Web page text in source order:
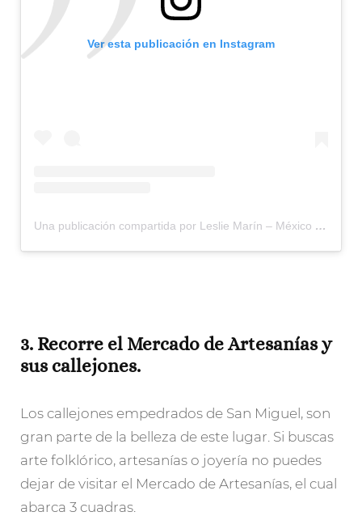
Ver esta publicación en Instagram
Una publicación compartida por Leslie Marín – México 🇲🇽 (@huellasdesal)
3. Recorre el Mercado de Artesanías y
sus callejones.
Los callejones empedrados de San Miguel, son
gran parte de la belleza de este lugar. Si buscas
arte folklórico, artesanías o joyería no puedes
dejar de visitar el Mercado de Artesanías, el cual
abarca 3 cuadras.